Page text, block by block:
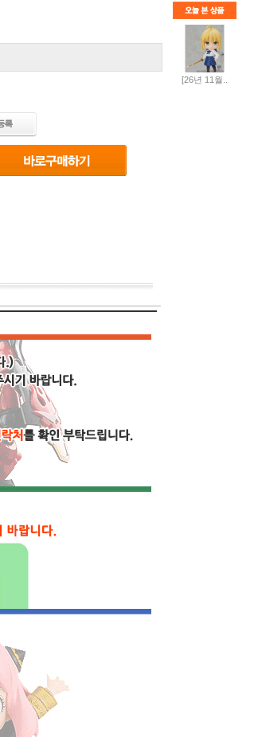
[26년 11월..